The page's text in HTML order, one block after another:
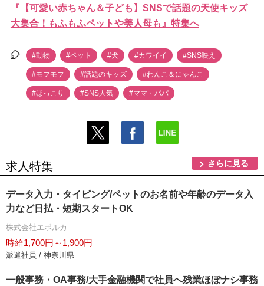
『【可愛い赤ちゃん＆子ども】SNSで話題の天使キッズ
大集合！もふもふペットや美人母も』特集へ
#動物 #ペット #犬 #カワイイ #SNS映え
#モフモフ #話題のキッズ #わんこ＆にゃんこ
#ほっこり #SNS人気 #ママ・パパ
求人特集 さらに見る
データ入力・タイピング/ペットのお名前や年齢のデータ入
力など日払・短期スタートOK
株式会社エボルカ
時給1,700円～1,900円
派遣社員 / 神奈川県
一般事務・OA事務/大手金融機関で社員へ残業ほぼナシ事務